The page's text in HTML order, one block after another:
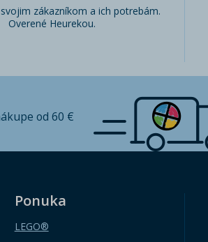
zákazníkom a ich potrebám.
Overené Heurekou.
od 60 €
Ponuka
LEGO®